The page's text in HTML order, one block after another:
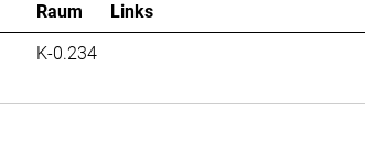
Raum
Links
K-0.234